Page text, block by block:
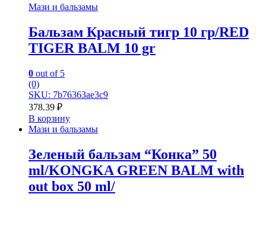
Мази и бальзамы
Бальзам Красный тигр 10 гр/RED
TIGER BALM 10 gr
0 out of 5
(0)
SKU: 7b76363ae3c9
378.39 ₽
В корзину
Мази и бальзамы
Зеленый бальзам “Конка” 50
ml/KONGKA GREEN BALM with
out box 50 ml/